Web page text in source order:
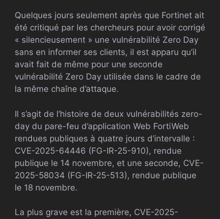
Quelques jours seulement après que Fortinet ait
été critiqué par les chercheurs pour avoir corrigé
« silencieusement » une vulnérabilité Zero Day
sans en informer ses clients, il est apparu qu’il
avait fait de même pour une seconde
vulnérabilité Zero Day utilisée dans le cadre de
la même chaîne d’attaque.
Il s’agit de l’histoire de deux vulnérabilités zero-
day du pare-feu d’application Web FortiWeb
rendues publiques à quatre jours d’intervalle :
CVE-2025-64446 (FG-IR-25-910), rendue
publique le 14 novembre, et une seconde, CVE-
2025-58034 (FG-IR-25-513), rendue publique
le 18 novembre.
La plus grave est la première, CVE-2025-